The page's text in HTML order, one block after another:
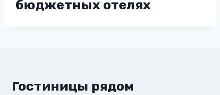
бюджетных отелях
Гостиницы рядом